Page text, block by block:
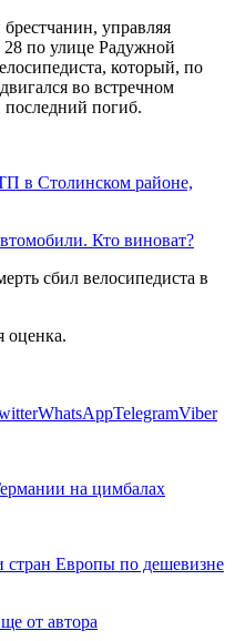
управляя
по улице Радужной
который, по
во встречном
погиб.
в Столинском районе,
Кто виноват?
оценка.
WhatsAppTelegramViber
на цимбалах
стран Европы по дешевизне
от автора